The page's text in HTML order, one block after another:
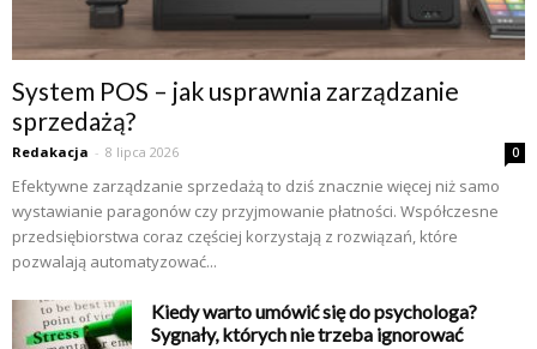
System POS – jak usprawnia zarządzanie
sprzedażą?
Redakacja - 8 lipca 2026 0
Efektywne zarządzanie sprzedażą to dziś znacznie więcej niż samo
wystawianie paragonów czy przyjmowanie płatności. Współczesne
przedsiębiorstwa coraz częściej korzystają z rozwiązań, które
pozwalają automatyzować...
Kiedy warto umówić się do psychologa?
Sygnały, których nie trzeba ignorować